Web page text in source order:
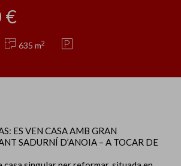
€
635 m2
ES VEN CASA AMB GRAN
SADURNÍ D’ANOIA – A TOCAR DE